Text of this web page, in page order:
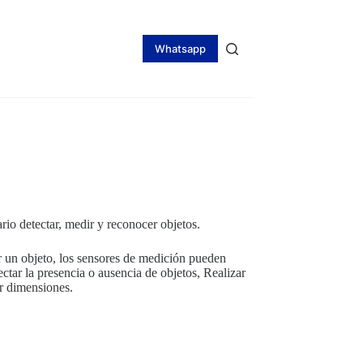
Whatsapp
detectar, medir y reconocer objetos.
objeto, los sensores de medición pueden
la presencia o ausencia de objetos, Realizar
dimensiones.